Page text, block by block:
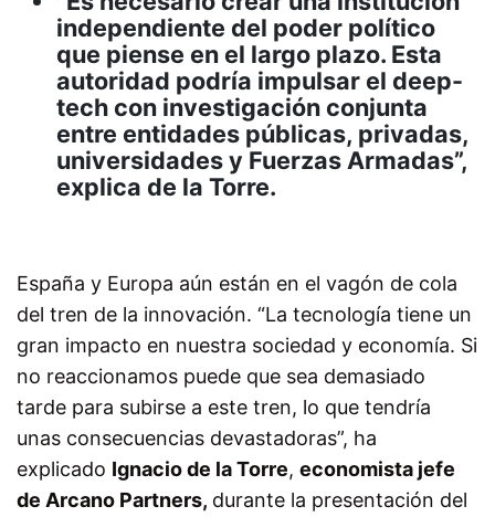
independiente del poder político
que piense en el largo plazo. Esta
autoridad podría impulsar el deep-
tech con investigación conjunta
entre entidades públicas, privadas,
universidades y Fuerzas Armadas”,
explica de la Torre.
España y Europa aún están en el vagón de cola
del tren de la innovación. “La tecnología tiene un
gran impacto en nuestra sociedad y economía. Si
no reaccionamos puede que sea demasiado
tarde para subirse a este tren, lo que tendría
unas consecuencias devastadoras”, ha
explicado Ignacio de la Torre, economista jefe
de Arcano Partners, durante la presentación del